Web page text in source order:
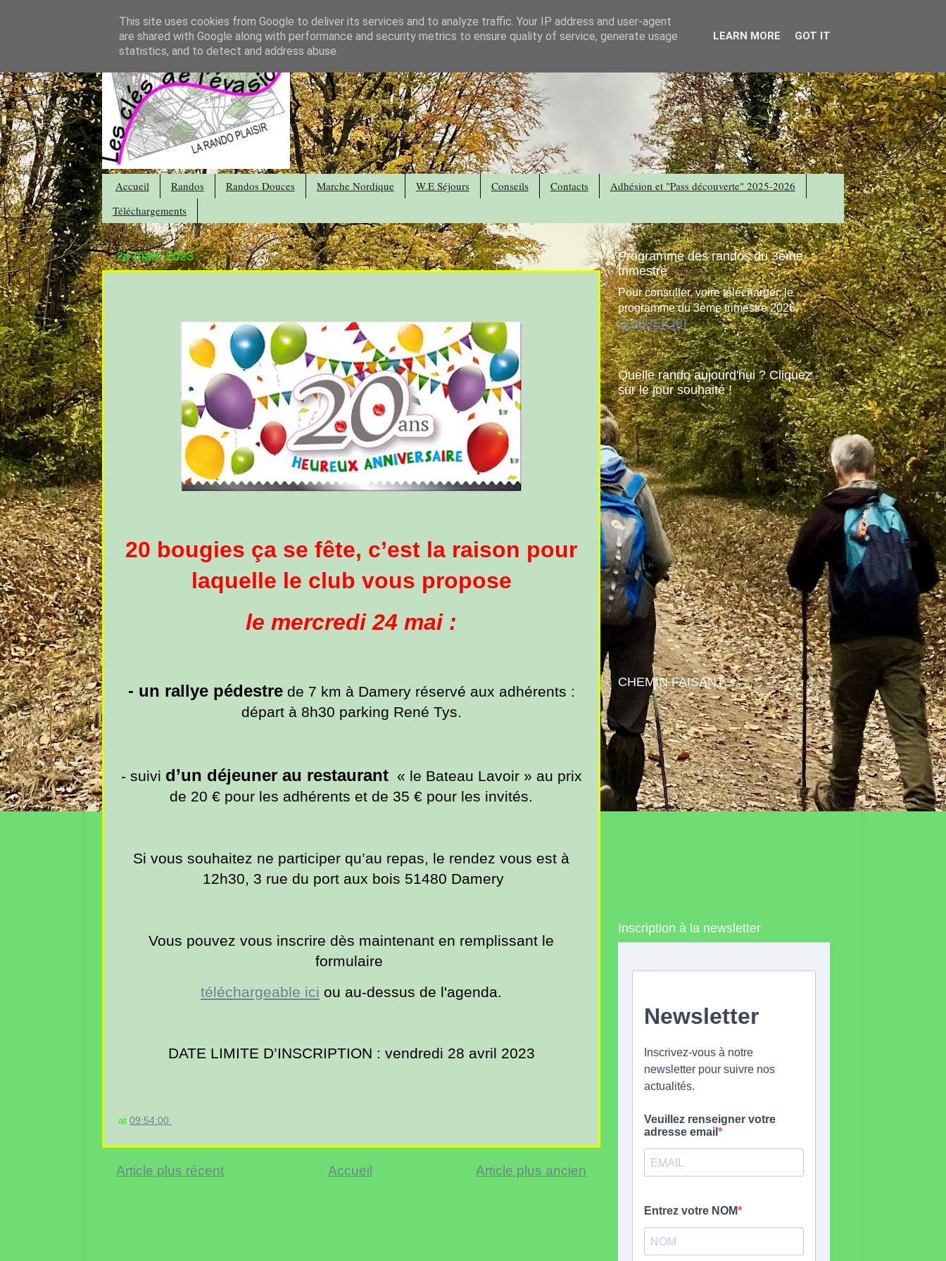
Accueil Randos Randos Douces Marche Nordique W.E Séjours Conseils Contacts
Adhésion et "Pass découverte" 2025-2026
Téléchargements
24 mars 2023
20 bougies ça se fête, c’est la raison pour
laquelle le club vous propose
le mercredi 24 mai :
- un rallye pédestre de 7 km à Damery réservé aux adhérents :
départ à 8h30 parking René Tys.
- suivi d’un déjeuner au restaurant« le Bateau Lavoir » au prix
de 20 € pour les adhérents et de 35 € pour les invités.
Si vous souhaitez ne participer qu’au repas, le rendez vous est à
12h30, 3 rue du port aux bois 51480 Damery
Vous pouvez vous inscrire dès maintenant en remplissant le
formulaire
téléchargeable ici ou au-dessus de l'agenda.
DATE LIMITE D’INSCRIPTION : vendredi 28 avril 2023
at 09:54:00
Article plus récent Article plus ancien
Accueil
Programme des randos du 3ème
trimestre
Pour consulter, voire télécharger, le
programme du 3ème trimestre 2026,
CLIQUER ICI
Quelle rando aujourd'hui ? Cliquez
sur le jour souhaité !
CHEMIN FAISANT ...
Inscription à la newsletter
This site uses cookies from Google to deliver its services and to analyze traffic. Your IP address and user-agent
are shared with Google along with performance and security metrics to ensure quality of service, generate usage
statistics, and to detect and address abuse.
LEARN MORE GOT IT